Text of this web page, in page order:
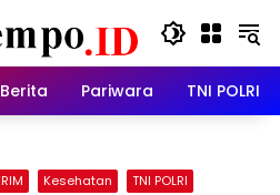
Berita Pariwara TNI POLRI
Kesehatan
TNI POLRI